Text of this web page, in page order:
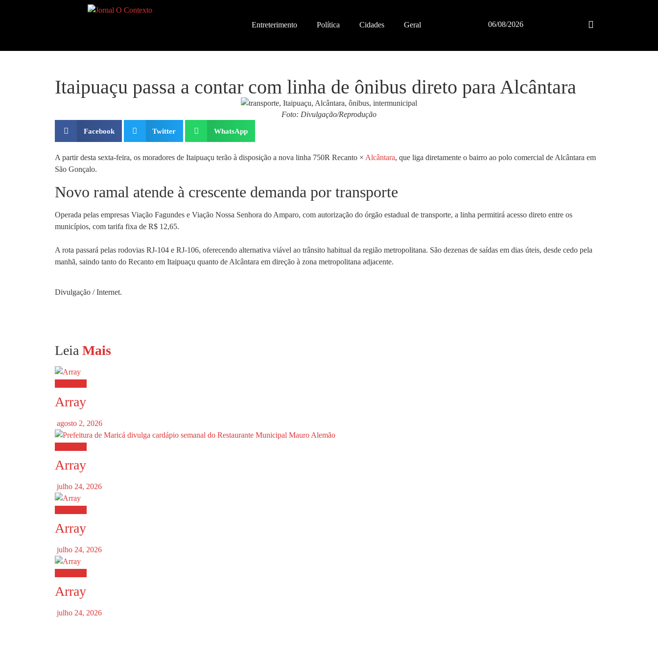
Entreterimento Política Cidades Geral 06/08/2026
Itaipuaçu passa a contar com linha de ônibus direto para Alcântara
Foto: Divulgação/Reprodução
Facebook Twitter WhatsApp
A partir desta sexta-feira, os moradores de Itaipuaçu terão à disposição a nova linha 750R Recanto × Alcântara, que liga diretamente o bairro ao polo comercial de Alcântara em
São Gonçalo.
Novo ramal atende à crescente demanda por transporte
Operada pelas empresas Viação Fagundes e Viação Nossa Senhora do Amparo, com autorização do órgão estadual de transporte, a linha permitirá acesso direto entre os
municípios, com tarifa fixa de R$ 12,65.
A rota passará pelas rodovias RJ-104 e RJ-106, oferecendo alternativa viável ao trânsito habitual da região metropolitana. São dezenas de saídas em dias úteis, desde cedo pela
manhã, saindo tanto do Recanto em Itaipuaçu quanto de Alcântara em direção à zona metropolitana adjacente.
Divulgação / Internet.
Leia Mais
Array
agosto 2, 2026
Array
julho 24, 2026
Array
julho 24, 2026
Array
julho 24, 2026